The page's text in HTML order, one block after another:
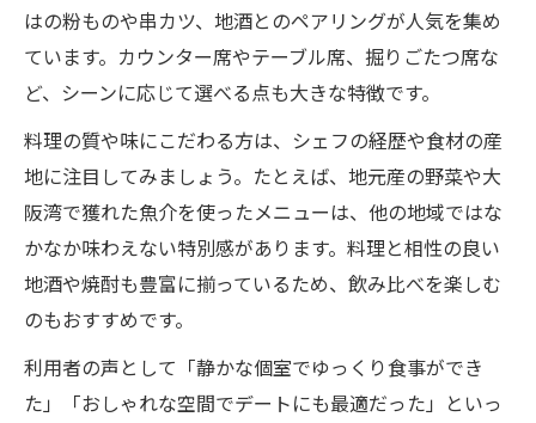
はの粉ものや串カツ、地酒とのペアリングが人気を集め
ています。カウンター席やテーブル席、掘りごたつ席な
ど、シーンに応じて選べる点も大きな特徴です。
料理の質や味にこだわる方は、シェフの経歴や食材の産
地に注目してみましょう。たとえば、地元産の野菜や大
阪湾で獲れた魚介を使ったメニューは、他の地域ではな
かなか味わえない特別感があります。料理と相性の良い
地酒や焼酎も豊富に揃っているため、飲み比べを楽しむ
のもおすすめです。
利用者の声として「静かな個室でゆっくり食事ができ
た」「おしゃれな空間でデートにも最適だった」といっ